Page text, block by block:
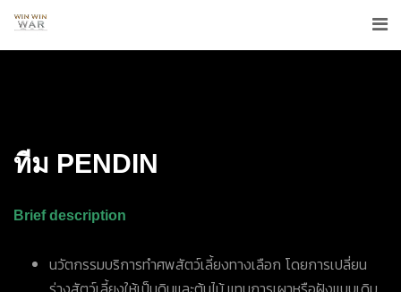
ทีม PENDIN
Brief description
นวัตกรรมบริการทำศพสัตว์เลี้ยงทางเลือก โดยการเปลี่ยน